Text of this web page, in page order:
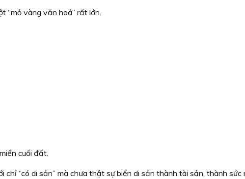
“mỏ vàng văn hoá” rất lớn.
cuối đất.
chỉ “có di sản” mà chưa thật sự biến di sản thành tài sản, thành sức